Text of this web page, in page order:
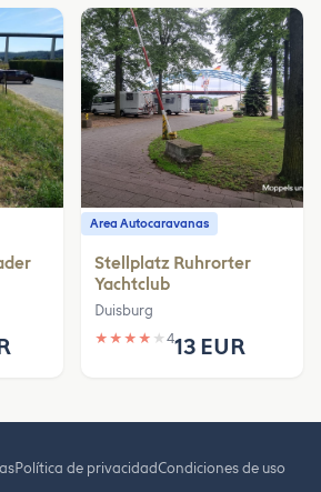
Area Autocaravanas
Stellplatz Ruhrorter
Yachtclub
Duisburg
★ ★ ★ ★ ★ 413 EUR
Política de privacidadCondiciones de uso